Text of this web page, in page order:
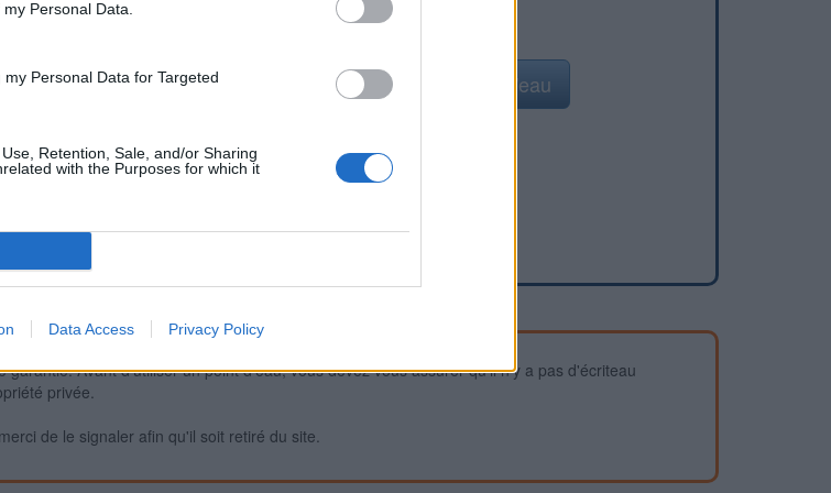
Personal Data.
Personal Data for Targeted
Retention, Sale, and/or Sharing
with the Purposes for which it
Data Access Privacy Policy
Signaler une erreur Ajouter un point d'eau
Avant d'utiliser un point d'eau, vous devez vous assurer qu'il n'y a pas d'écriteau
privée.
de le signaler afin qu'il soit retiré du site.